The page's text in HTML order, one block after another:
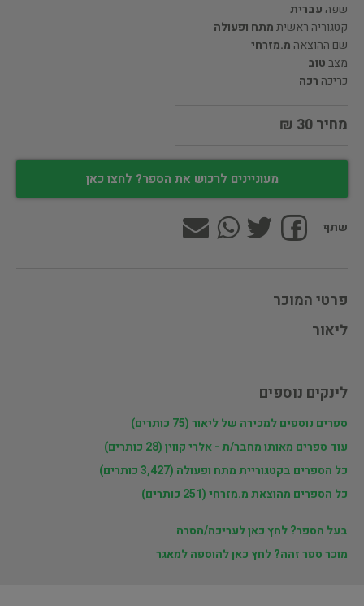
שפה עברית
קטגוריה ראשיתמתח ופעולה
שם ההוצאה מ.מזרחי
מצבטוב
כריכה רכה
מחיר 30 ₪
מעוניינים לרכוש את הספר? לחצו כאן
שתף
פרטי המוכר
ליאור
לינקים נוספים
ספרים נוספים למכירה של ליאור (75 כותרים)
עוד ספרים מאותו מחבר/ת - אלרי קווין (28 כותרים)
כל הספרים בקטגוריית מתח ופעולה (3,427 כותרים)
כל הספרים מהוצאת מ.מזרחי (251 כותרים)
בעל הספר? לחץ כאן לעריכה/הסרה
מוכר ספר זהה? לחץ כאן להוספה למאגר